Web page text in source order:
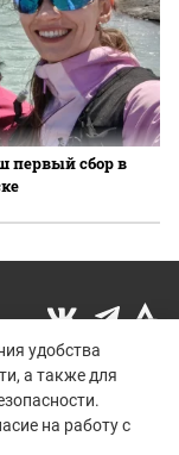
первый сбор в
удобства
а также для
на работу с
«mountain-race.ru»
конфиденциальности